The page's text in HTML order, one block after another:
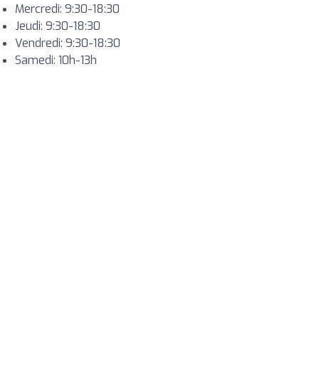
Mercredi: 9:30-18:30
Jeudi: 9:30-18:30
Vendredi: 9:30-18:30
Samedi: 10h-13h